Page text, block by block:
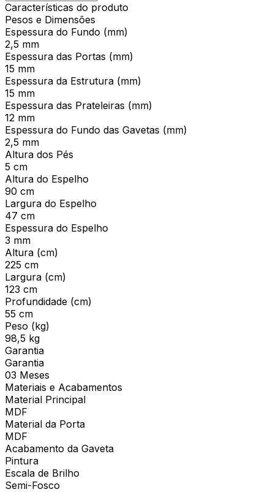
Características do produto
Pesos e Dimensões
Espessura do Fundo (mm)
2,5 mm
Espessura das Portas (mm)
15 mm
Espessura da Estrutura (mm)
15 mm
Espessura das Prateleiras (mm)
12 mm
Espessura do Fundo das Gavetas (mm)
2,5 mm
Altura dos Pés
5 cm
Altura do Espelho
90 cm
Largura do Espelho
47 cm
Espessura do Espelho
3 mm
Altura (cm)
225 cm
Largura (cm)
123 cm
Profundidade (cm)
55 cm
Peso (kg)
98,5 kg
Garantia
Garantia
03 Meses
Materiais e Acabamentos
Material Principal
MDF
Material da Porta
MDF
Acabamento da Gaveta
Pintura
Escala de Brilho
Semi-Fosco